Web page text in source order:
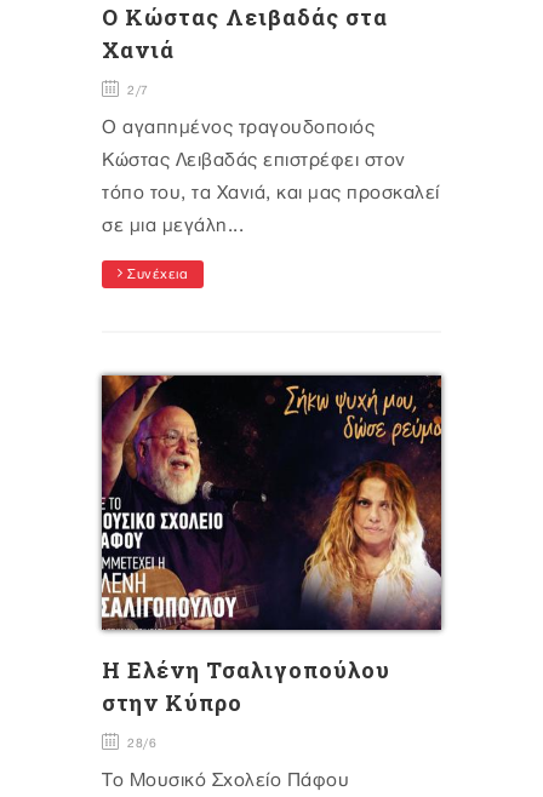
O Κώστας Λειβαδάς στα
Χανιά
2/7
Ο αγαπημένος τραγουδοποιός
Κώστας Λειβαδάς επιστρέφει στον
τόπο του, τα Χανιά, και μας προσκαλεί
σε μια μεγάλη...
Συνέχεια
Η Ελένη Τσαλιγοπούλου
στην Κύπρο
28/6
Το Μουσικό Σχολείο Πάφου